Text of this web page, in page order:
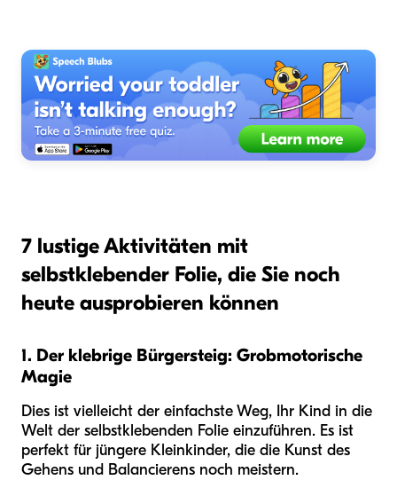
7 lustige Aktivitäten mit
selbstklebender Folie, die Sie noch
heute ausprobieren können
1. Der klebrige Bürgersteig: Grobmotorische
Magie
Dies ist vielleicht der einfachste Weg, Ihr Kind in die
Welt der selbstklebenden Folie einzuführen. Es ist
perfekt für jüngere Kleinkinder, die die Kunst des
Gehens und Balancierens noch meistern.